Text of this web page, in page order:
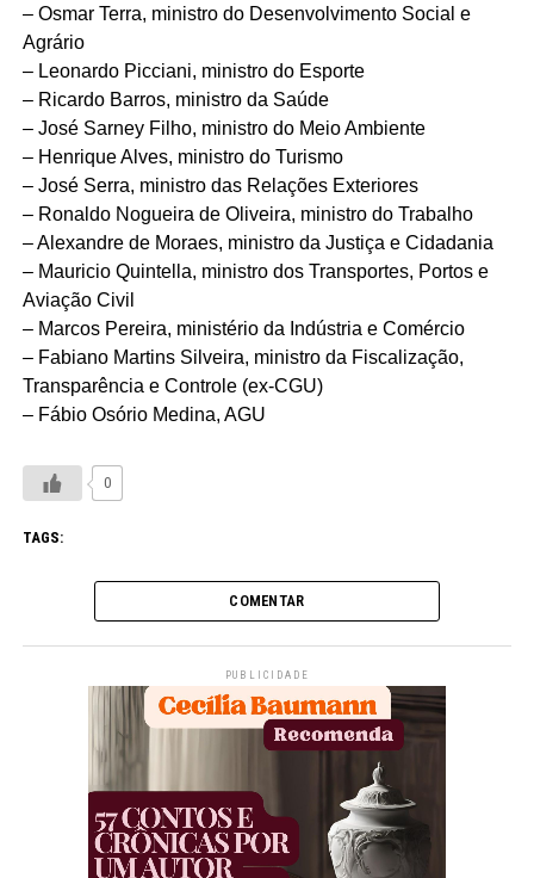
– Osmar Terra, ministro do Desenvolvimento Social e
Agrário
– Leonardo Picciani, ministro do Esporte
– Ricardo Barros, ministro da Saúde
– José Sarney Filho, ministro do Meio Ambiente
– Henrique Alves, ministro do Turismo
– José Serra, ministro das Relações Exteriores
– Ronaldo Nogueira de Oliveira, ministro do Trabalho
– Alexandre de Moraes, ministro da Justiça e Cidadania
– Mauricio Quintella, ministro dos Transportes, Portos e
Aviação Civil
– Marcos Pereira, ministério da Indústria e Comércio
– Fabiano Martins Silveira, ministro da Fiscalização,
Transparência e Controle (ex-CGU)
– Fábio Osório Medina, AGU
0
TAGS:
COMENTAR
PUBLICIDADE